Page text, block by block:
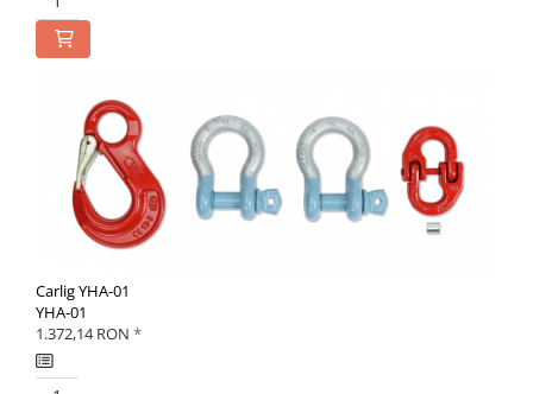
Carlig YHA-01
YHA-01
1.372,14 RON *